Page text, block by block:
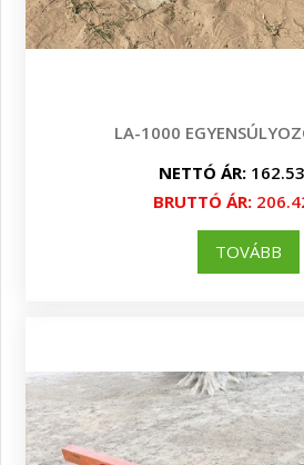
LA-1000
NETTÓ ÁR:
BRUTTÓ ÁR:
TOVÁBB